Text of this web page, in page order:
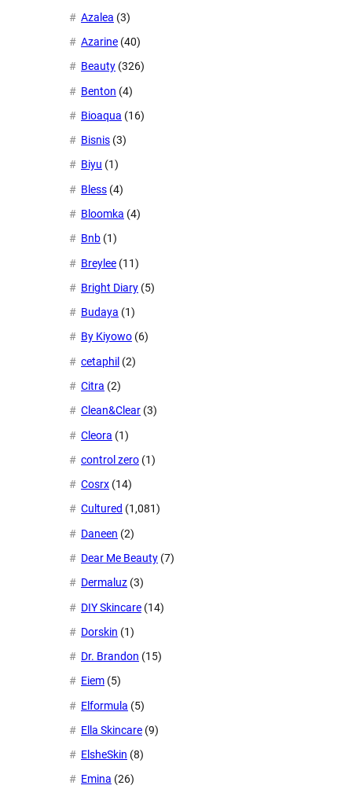
Azalea (3)
Azarine (40)
Beauty (326)
Benton (4)
Bioaqua (16)
Bisnis (3)
Biyu (1)
Bless (4)
Bloomka (4)
Bnb (1)
Breylee (11)
Bright Diary (5)
Budaya (1)
By Kiyowo (6)
cetaphil (2)
Citra (2)
Clean&Clear (3)
Cleora (1)
control zero (1)
Cosrx (14)
Cultured (1,081)
Daneen (2)
Dear Me Beauty (7)
Dermaluz (3)
DIY Skincare (14)
Dorskin (1)
Dr. Brandon (15)
Eiem (5)
Elformula (5)
Ella Skincare (9)
ElsheSkin (8)
Emina (26)